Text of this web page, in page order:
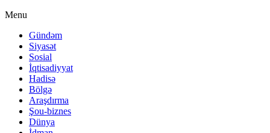
Menu
Gündəm
Siyasət
Sosial
İqtisadiyyat
Hadisə
Bölgə
Araşdırma
Şou-biznes
Dünya